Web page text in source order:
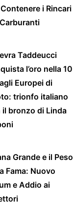
i Rincari
Taddeucci
l’oro nella 10
Europei di
trionfo italiano
il bronzo di Linda
Grande e il Peso
Fama: Nuovo
e Addio ai